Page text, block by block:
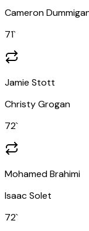
Cameron
71`
Jamie Stott
Christy Grogan
72`
Mohamed Brahimi
Isaac Solet
72`